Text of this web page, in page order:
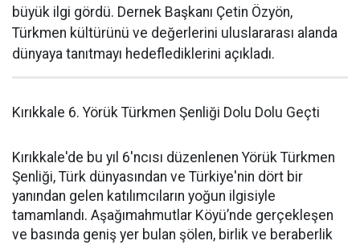
büyük ilgi gördü. Dernek Başkanı Çetin Özyön,
Türkmen kültürünü ve değerlerini uluslararası alanda
dünyaya tanıtmayı hedeflediklerini açıkladı.
Kırıkkale 6. Yörük Türkmen Şenliği Dolu Dolu Geçti
Kırıkkale'de bu yıl 6'ncısı düzenlenen Yörük Türkmen
Şenliği, Türk dünyasından ve Türkiye'nin dört bir
yanından gelen katılımcıların yoğun ilgisiyle
tamamlandı. Aşağımahmutlar Köyü’nde gerçekleşen
ve basında geniş yer bulan şölen, birlik ve beraberlik